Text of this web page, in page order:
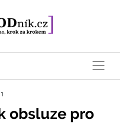
obsluze pro